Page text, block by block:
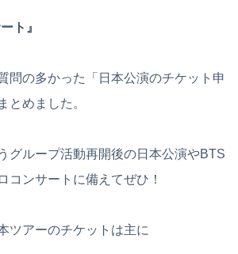
ト』
問の多かった「日本公演のチケット申
とめました。
グループ活動再開後の日本公演やBTS
コンサートに備えてぜひ！
ツアーのチケットは主に